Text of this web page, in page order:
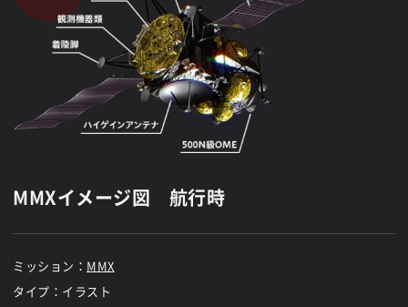
MMXイメージ図 航行時
ミッション： MMX
タイプ：イラスト